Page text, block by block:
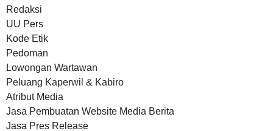
Redaksi
UU Pers
Kode Etik
Pedoman
Lowongan Wartawan
Peluang Kaperwil & Kabiro
Atribut Media
Jasa Pembuatan Website Media Berita
Jasa Pres Release